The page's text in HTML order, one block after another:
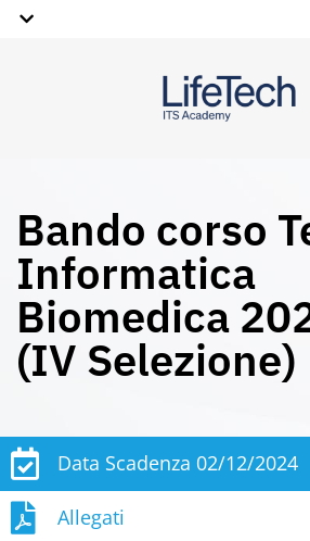
Bando corso
Informatica
Biomedica
(IV Selezione)
Data Scadenza 02/12/2024
Allegati